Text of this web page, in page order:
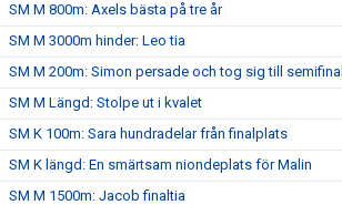
SM M 800m: Axels bästa på tre år
SM M 3000m hinder: Leo tia
SM M 200m: Simon persade och tog sig till semifinal
SM M Längd: Stolpe ut i kvalet
SM K 100m: Sara hundradelar från finalplats
SM K längd: En smärtsam niondeplats för Malin
SM M 1500m: Jacob finaltia